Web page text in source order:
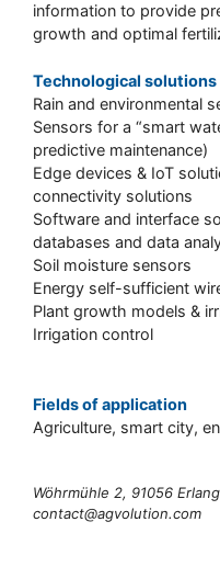
information to provide
growth and optimal
Technological solutions
Rain and environmental
Sensors for a “smart
predictive maintenance)
Edge devices & IoT
connectivity solutions
Software and interface
databases and data
Soil moisture sensors
Energy self-sufficient
Plant growth models &
Irrigation control
Fields of application
Agriculture, smart city,
Wöhrmühle 2, 91056
contact@agvolution.com